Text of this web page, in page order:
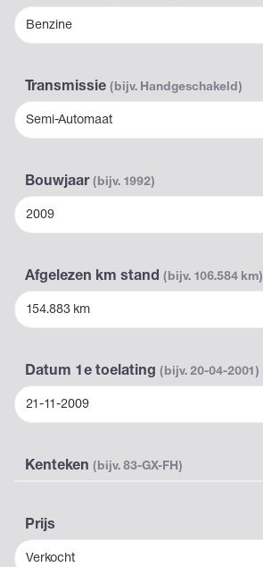
Benzine
Transmissie (bijv. Handgeschakeld)
Semi-Automaat
Bouwjaar (bijv. 1992)
2009
Afgelezen km stand (bijv. 106.584 km)
154.883 km
Datum 1e toelating (bijv. 20-04-2001)
21-11-2009
Kenteken (bijv. 83-GX-FH)
Prijs
Verkocht